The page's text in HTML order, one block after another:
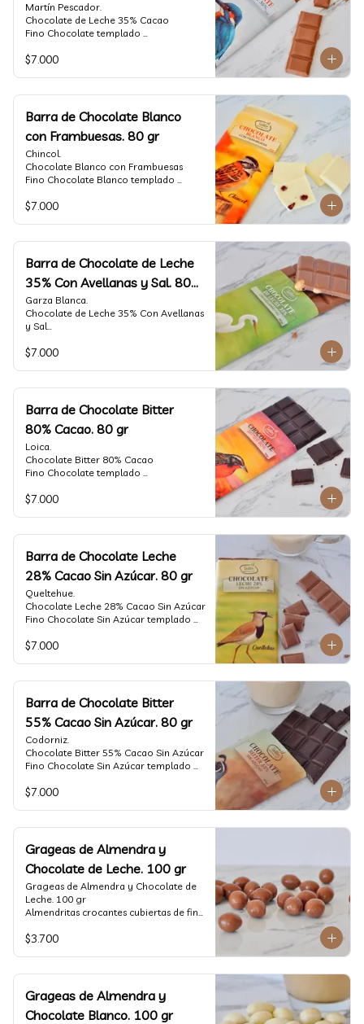
Martín Pescador.
Chocolate de Leche 35% Cacao
Fino Chocolate templado
leche, notas de caramelo, especias y
$7.000
Barra de Chocolate Blanco
con Frambuesas. 80 gr
Chincol.
Chocolate Blanco con Frambuesas
Fino Chocolate Blanco templado
frambuesas deshidratadas, con un perfil
frambuesa.
Formato: tableta 80 gramos.
$7.000
Barra de Chocolate de Leche
35% Con Avellanas y Sal. 80
gr
Garza Blanca.
Chocolate de Leche 35% Con Avellanas
y Sal
artesanalmente con Avellanas
caramelo, especias y cacao tostado
con la textura y complemento de sabor
de las avellanas y sal.
Formato: tableta 80 gramos.
$7.000
Barra de Chocolate Bitter
80% Cacao. 80 gr
Loica.
Chocolate Bitter 80% Cacao
Fino Chocolate templado
de frutas rojas, zeste de pomelo y
$7.000
Barra de Chocolate Leche
28% Cacao Sin Azúcar. 80 gr
Queltehue.
Chocolate Leche 28% Cacao Sin Azúcar
Fino Chocolate Sin Azúcar templado
aterciopelado de frutas rojas y cacao
$7.000
Barra de Chocolate Bitter
55% Cacao Sin Azúcar. 80 gr
Codorniz.
Chocolate Bitter 55% Cacao Sin Azúcar
Fino Chocolate Sin Azúcar templado
aterciopelado de frutas rojas y cacao
$7.000
Grageas de Almendra y
Chocolate de Leche. 100 gr
Grageas de Almendra y Chocolate de
Leche. 100 gr
Almendritas crocantes cubiertas de fino
Formato: Bolsa 100 gramos
$3.700
Grageas de Almendra y
Chocolate Blanco. 100 gr